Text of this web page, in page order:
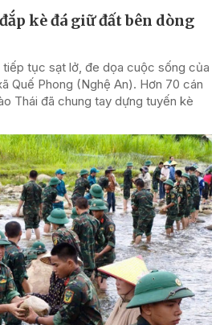
kè đá giữ đất bên dòng
tiếp tục sạt lở, đe dọa cuộc sống của
Quế Phong (Nghệ An). Hơn 70 cán
Thái đã chung tay dựng tuyến kè